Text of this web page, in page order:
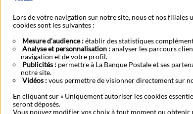
Nous contacter
Aide Espace Client Business Données
Ouvrir un
Lors de votre navigation sur notre site, nous et nos
cookies sont les suivantes :
Mesure d’audience :établir des statistiques
Analyse et personnalisation :analyser les parcours
navigation et de votre profil.
Publicités : permettre à La Banque Postale et ses
notre site.
Vidéos :vous permettre de visionner directement sur
En cliquant sur « Uniquement autoriser les cookies
seront déposés.
Vous pouvez modifier vos choix à tout moment ou